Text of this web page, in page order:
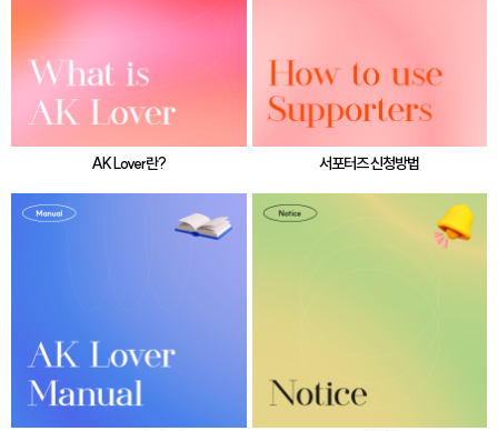
AK Lover란? 서포터즈 신청방법